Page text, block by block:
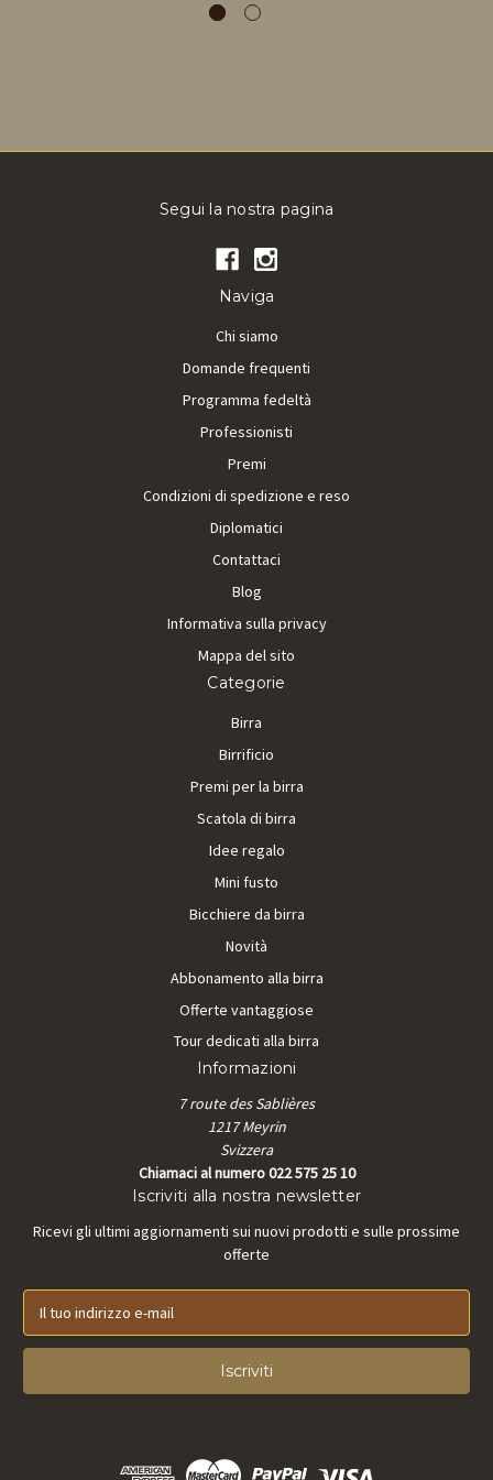
Segui la nostra pagina
Naviga
Chi siamo
Domande frequenti
Programma fedeltà
Professionisti
Premi
Condizioni di spedizione e reso
Diplomatici
Contattaci
Blog
Informativa sulla privacy
Mappa del sito
Categorie
Birra
Birrificio
Premi per la birra
Scatola di birra
Idee regalo
Mini fusto
Bicchiere da birra
Novità
Abbonamento alla birra
Offerte vantaggiose
Tour dedicati alla birra
Informazioni
7 route des Sablières
1217 Meyrin
Svizzera
Chiamaci al numero 022 575 25 10
Iscriviti alla nostra newsletter
Ricevi gli ultimi aggiornamenti sui nuovi prodotti e sulle prossime
offerte
d
r